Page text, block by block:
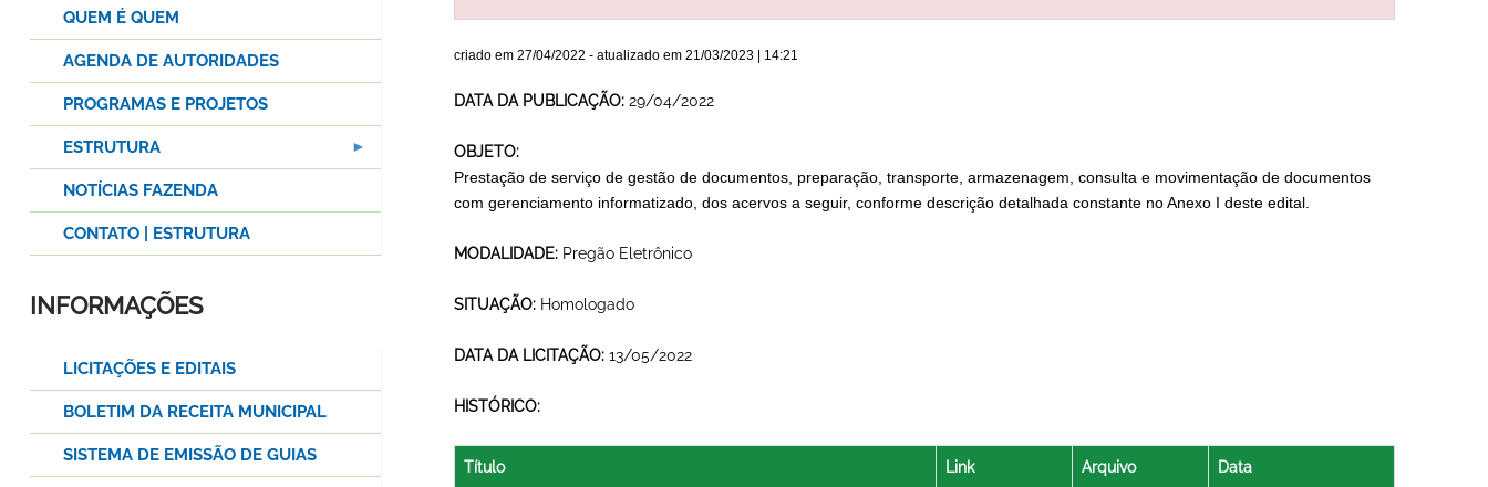
criado em 27/04/2022 - atualizado em 21/03/2023 | 14:21
DATA DA PUBLICAÇÃO: 29/04/2022
OBJETO:
Prestação de serviço de gestão de documentos, preparação, transporte, armazenagem, consulta e movimentação de documentos
com gerenciamento informatizado, dos acervos a seguir, conforme descrição detalhada constante no Anexo I deste edital.
MODALIDADE: Pregão Eletrônico
SITUAÇÃO: Homologado
DATA DA LICITAÇÃO: 13/05/2022
HISTÓRICO:
Título Link Arquivo Data
QUEM É QUEM
AGENDA DE AUTORIDADES
PROGRAMAS E PROJETOS
ESTRUTURA
NOTÍCIAS FAZENDA
CONTATO | ESTRUTURA
INFORMAÇÕES
LICITAÇÕES E EDITAIS
BOLETIM DA RECEITA MUNICIPAL
SISTEMA DE EMISSÃO DE GUIAS